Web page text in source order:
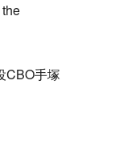
CBO手塚